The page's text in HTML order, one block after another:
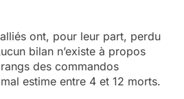
ont, pour leur part, perdu
bilan n’existe à propos
des commandos
estime entre 4 et 12 morts.